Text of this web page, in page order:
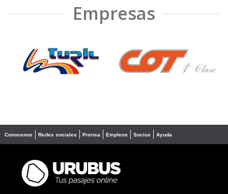
Empresas
❮ ❯
Conocenos Redes sociales Prensa Empleos Socios Ayuda